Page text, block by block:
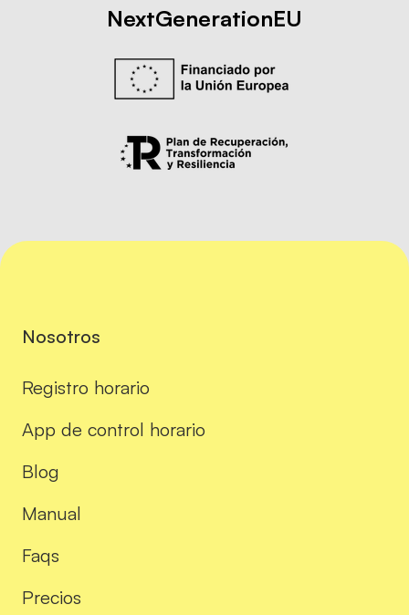
NextGenerationEU
Nosotros
Registro horario
App de control horario
Blog
Manual
Faqs
Precios